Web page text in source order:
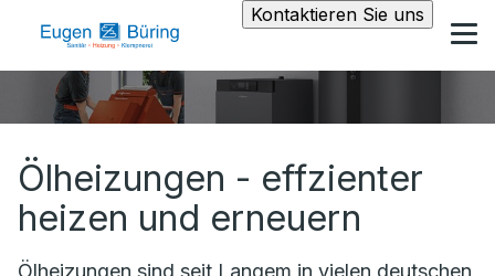
Kontaktieren Sie uns
Ölheizungen - effzienter
heizen und erneuern
Ölheizungen sind seit Langem in vielen deutschen